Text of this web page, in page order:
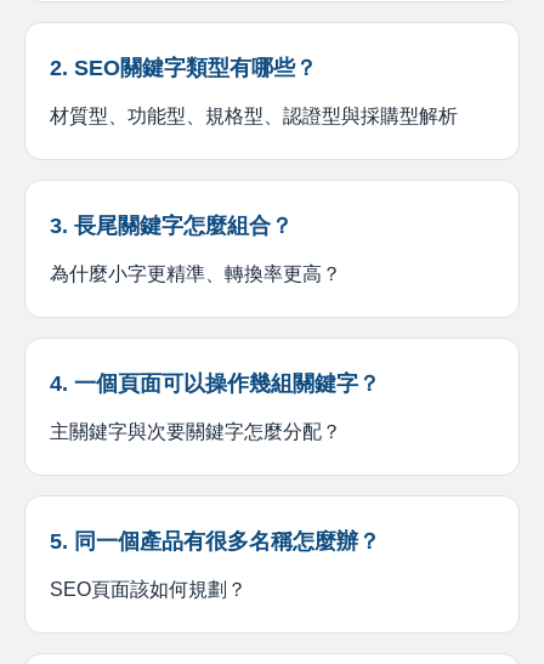
2. SEO關鍵字類型有哪些？
材質型、功能型、規格型、認證型與採購型解析
3. 長尾關鍵字怎麼組合？
為什麼小字更精準、轉換率更高？
4. 一個頁面可以操作幾組關鍵字？
主關鍵字與次要關鍵字怎麼分配？
5. 同一個產品有很多名稱怎麼辦？
SEO頁面該如何規劃？